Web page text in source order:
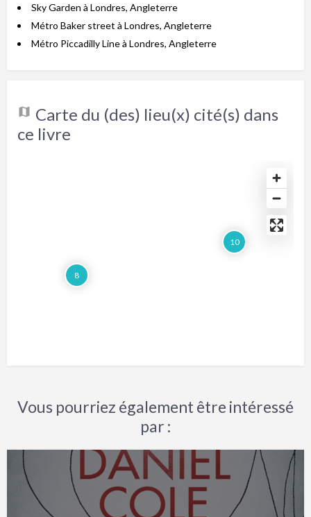
Sky Garden à Londres, Angleterre
Métro Baker street à Londres, Angleterre
Métro Piccadilly Line à Londres, Angleterre
Carte du (des) lieu(x) cité(s) dans
ce livre
10
8
Vous pourriez également être intéressé
par :